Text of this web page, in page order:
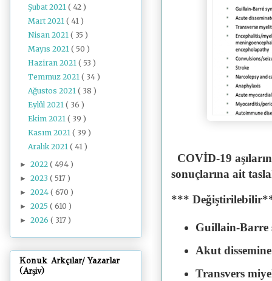
COVİD-19
sonuçlarına ait
***
Guillain-Barre
Akut
Transvers
Şubat 2021( 42 )
Mart 2021( 41 )
Nisan 2021( 35 )
Mayıs 2021( 50 )
Haziran 2021( 53 )
Temmuz 2021( 34 )
Ağustos 2021( 38 )
Eylül 2021( 36 )
Ekim 2021( 39 )
Kasım 2021( 39 )
Aralık 2021( 41 )
► 2022 ( 494 )
► 2023 ( 517 )
► 2024 ( 670 )
► 2025 ( 610 )
► 2026 ( 317 )
Konuk Arkçılar/ Yazarlar
(Arşiv)